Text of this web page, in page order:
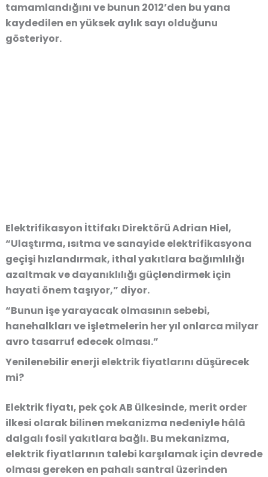
tamamlandığını ve bunun 2012’den bu yana
kaydedilen en yüksek aylık sayı olduğunu
gösteriyor.
Elektrifikasyon İttifakı Direktörü Adrian Hiel,
“Ulaştırma, ısıtma ve sanayide elektrifikasyona
geçişi hızlandırmak, ithal yakıtlara bağımlılığı
azaltmak ve dayanıklılığı güçlendirmek için
hayati önem taşıyor,” diyor.
“Bunun işe yarayacak olmasının sebebi,
hanehalkları ve işletmelerin her yıl onlarca milyar
avro tasarruf edecek olması.”
Yenilenebilir enerji elektrik fiyatlarını düşürecek
mi?
Elektrik fiyatı, pek çok AB ülkesinde, merit order
ilkesi olarak bilinen mekanizma nedeniyle hâlâ
dalgalı fosil yakıtlara bağlı. Bu mekanizma,
elektrik fiyatlarının talebi karşılamak için devrede
olması gereken en pahalı santral üzerinden